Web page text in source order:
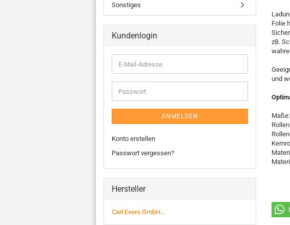
Folie
zB.
und
Sonstiges
Kundenlogin
ANMELDEN
Konto erstellen
Passwort vergessen?
Hersteller
Carl Evers GmbH...